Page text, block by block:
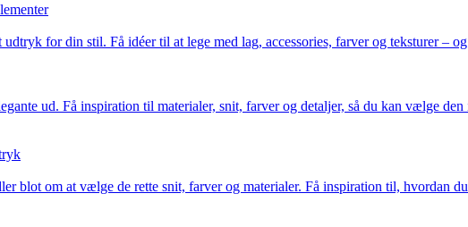
for din stil. Få idéer til at lege med lag, accessories, farver og teksturer –
ud. Få inspiration til materialer, snit, farver og detaljer, så du kan vælge
blot om at vælge de rette snit, farver og materialer. Få inspiration til, hvordan